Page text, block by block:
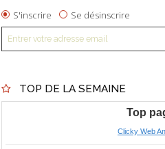
S'inscrire Se désinscrire
TOP DE LA SEMAINE